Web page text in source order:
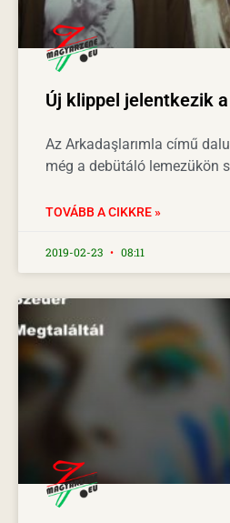
Új klippel jelentkezik
Az Arkadaşlarımla című
még a debütáló lemezükön
TOVÁBB A CIKKRE »
2019-02-23 08:11